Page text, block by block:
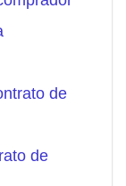
de
de